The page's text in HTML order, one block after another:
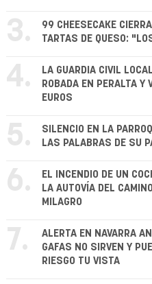
3.
99 CHEESECAKE
TARTAS DE QUESO:
4.
LA GUARDIA CIVIL
ROBADA EN PERALTA
EUROS
5.
SILENCIO EN LA
LAS PALABRAS DE SU
6.
EL INCENDIO DE UN
LA AUTOVÍA DEL
MILAGRO
7.
ALERTA EN NAVARRA
GAFAS NO SIRVEN Y
RIESGO TU VISTA